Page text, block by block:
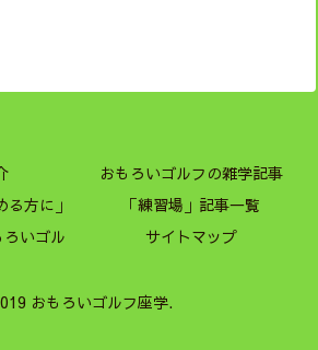
おもろいゴルフの雑学記事
方に」
「練習場」記事一覧
いゴル
サイトマップ
おもろいゴルフ座学.